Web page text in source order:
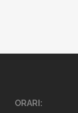
ORARI: